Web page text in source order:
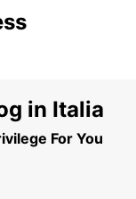
in Italia
For You